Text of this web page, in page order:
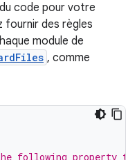
code pour votre
fournir des règles
module de
, comme
following property